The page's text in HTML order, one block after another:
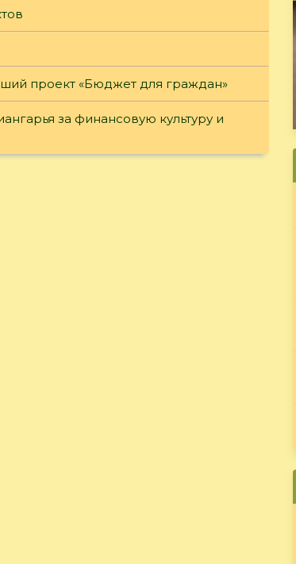
проект «Бюджет для граждан»
за финансовую культуру и